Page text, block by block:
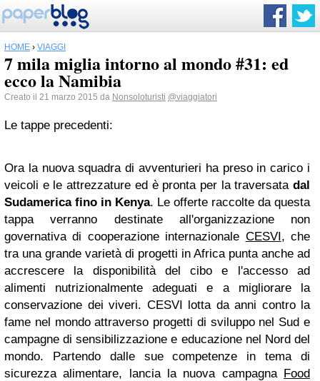
HOME › VIAGGI
7 mila miglia intorno al mondo #31: ed
ecco la Namibia
Creato il 21 marzo 2015 da Nonsoloturisti @viaggiatori
Le tappe precedenti:
Ora la nuova squadra di avventurieri ha preso in carico i
veicoli e le attrezzature ed è pronta per la traversata dal
Sudamerica fino in Kenya. Le offerte raccolte da questa
tappa verranno destinate all'organizzazione non
governativa di cooperazione internazionale CESVI, che
tra una grande varietà di progetti in Africa punta anche ad
accrescere la disponibilità del cibo e l'accesso ad
alimenti nutrizionalmente adeguati e a migliorare la
conservazione dei viveri. CESVI lotta da anni contro la
fame nel mondo attraverso progetti di sviluppo nel Sud e
campagne di sensibilizzazione e educazione nel Nord del
mondo. Partendo dalle sue competenze in tema di
sicurezza alimentare, lancia la nuova campagna Food